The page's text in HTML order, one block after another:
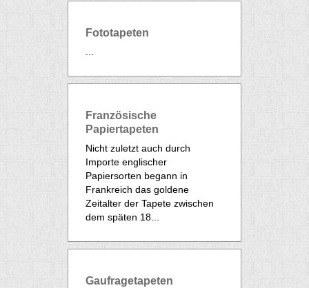
Fototapeten
Französische
Papiertapeten
Nicht zuletzt auch durch
Importe englischer
Papiersorten begann in
Frankreich das goldene
Zeitalter der Tapete zwischen
dem späten 18...
Gaufragetapeten